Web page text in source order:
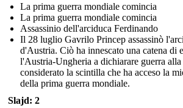
La prima guerra mondiale comincia
La prima guerra mondiale comincia
Assassinio dell'arciduca Ferdinando
Il 28 luglio Gavrilo Princep assassinò
d'Austria. Ciò ha innescato una catena di
l'Austria-Ungheria a dichiarare guerra alla
considerato la scintilla che ha acceso la
della prima guerra mondiale.
Slajd: 2